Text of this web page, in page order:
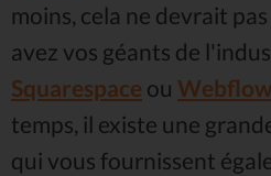
moins, cela ne devrait
avez vos géants de
Squarespace ou Webflow
temps, il existe une
qui vous fournissent